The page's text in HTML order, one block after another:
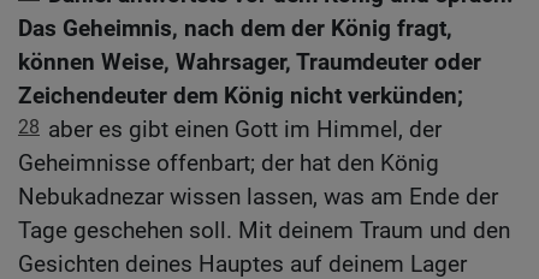
Das Geheimnis, nach dem der König fragt,
können Weise, Wahrsager, Traumdeuter oder
Zeichendeuter dem König nicht verkünden;
28 aber es gibt einen Gott im Himmel, der
Geheimnisse offenbart; der hat den König
Nebukadnezar wissen lassen, was am Ende der
Tage geschehen soll. Mit deinem Traum und den
Gesichten deines Hauptes auf deinem Lager